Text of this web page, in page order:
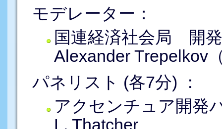
モデレーター：
国連経済社会局 開
Alexander Trepelkov
パネリスト (各7分) ：
アクセンチュア開発
L. Thatcher